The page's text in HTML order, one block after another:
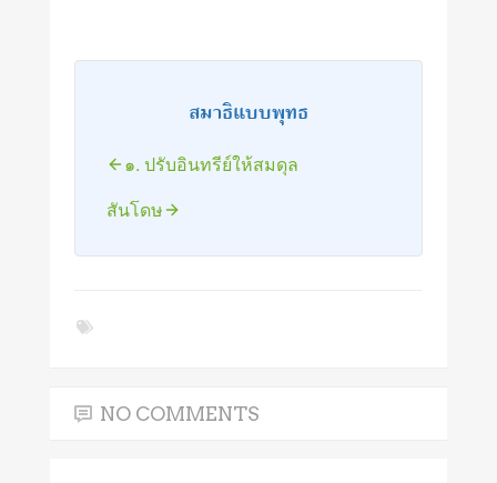
สมาธิแบบพุทธ
๑. ปรับอินทรีย์ให้สมดุล
สันโดษ
NO COMMENTS